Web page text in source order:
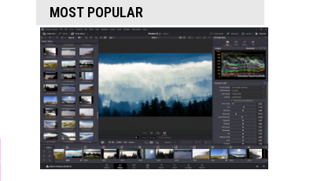
MOST POPULAR